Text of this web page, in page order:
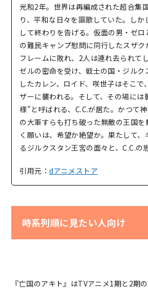
光和2年。世界は再編成された超合集
り、平和な日々を謳歌していた。しか
して終わりを告げる。仮面の男・ゼロ
の難民キャンプ慰問に同行したスザク
フレームに敗れ、2人は連れ去られて
ゼルの密命を受け、戦士の国・ジルク
したカレン、ロイド、咲世子はそこで
ザーに襲われる。そして、その場には
様”と呼ばれる、C.C.が居た。かつて
の大軍すらも打ち破った無敵の王国を
く願いは、希望か絶望か。果たして、
るジルクスタン王宮の面々と、C.C.の
引用元：dアニメストア
時系列順に見たい人向け
『亡国のアキト』はTVアニメ1期と2期の